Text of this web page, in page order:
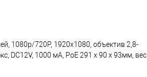
1080p/720P, 1920х1080, объектив 2,8-
DC12V, 1000 мА, PoE 291 x 90 x 93мм, вес